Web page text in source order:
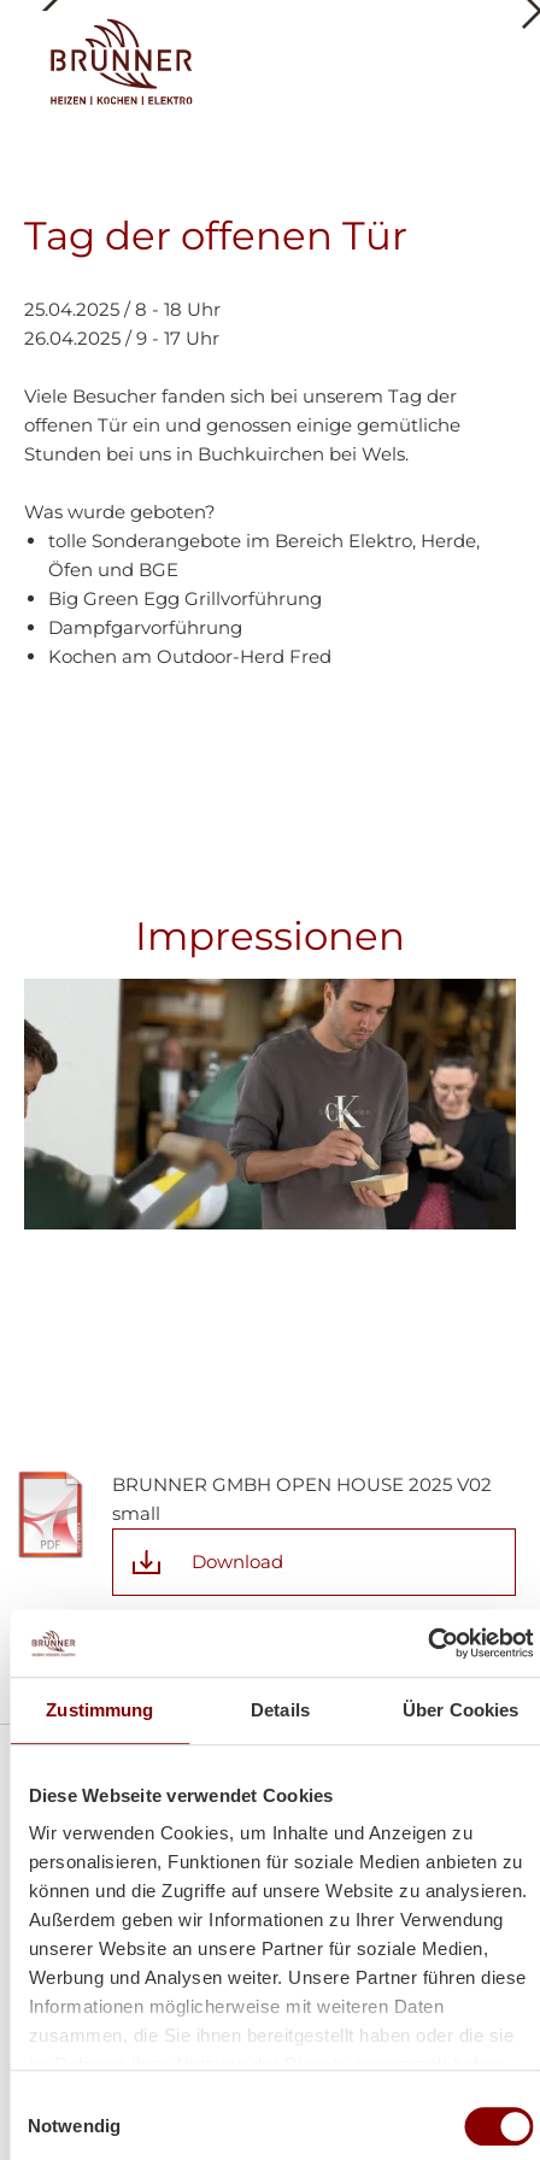
Zustimmung Details Über Cookies
Diese Webseite verwendet Cookies
Wir verwenden Cookies, um Inhalte und Anzeigen zu
personalisieren, Funktionen für soziale Medien anbieten zu
können und die Zugriffe auf unsere Website zu analysieren.
Außerdem geben wir Informationen zu Ihrer Verwendung
unserer Website an unsere Partner für soziale Medien,
Werbung und Analysen weiter. Unsere Partner führen diese
Informationen möglicherweise mit weiteren Daten
zusammen, die Sie ihnen bereitgestellt haben oder die sie
Notwendig
Tag der offenen Tür
25.04.2025 / 8 - 18 Uhr
26.04.2025 / 9 - 17 Uhr
Viele Besucher fanden sich bei unserem Tag der
offenen Tür ein und genossen einige gemütliche
Stunden bei uns in Buchkuirchen bei Wels.
Was wurde geboten?
tolle Sonderangebote im Bereich Elektro, Herde,
Öfen und BGE
Big Green Egg Grillvorführung
Dampfgarvorführung
Kochen am Outdoor-Herd Fred
Impressionen
BRUNNER GMBH OPEN HOUSE 2025 V02
small
Download
HEIZEN
Kaminöfen
Heizkamine
Kachelöfen
Pelletöfen
Zubehör